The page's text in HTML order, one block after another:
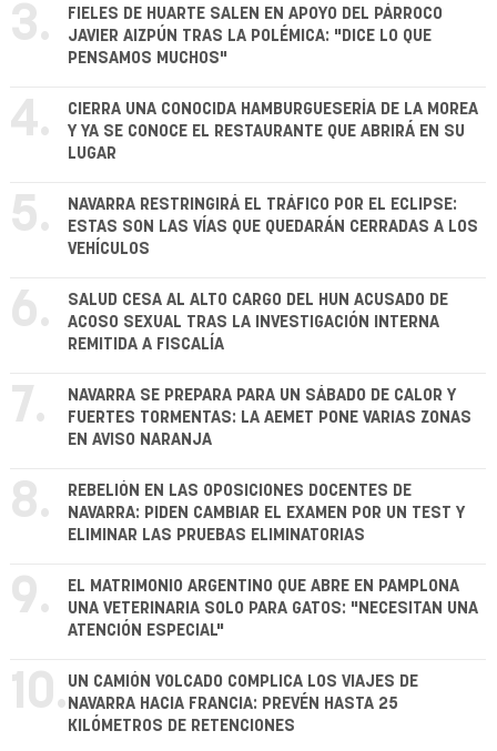
3.
FIELES DE HUARTE SALEN EN APOYO DEL PÁRROCO
JAVIER AIZPÚN TRAS LA POLÉMICA: "DICE LO QUE
PENSAMOS MUCHOS"
4.
CIERRA UNA CONOCIDA HAMBURGUESERÍA DE LA MOREA
Y YA SE CONOCE EL RESTAURANTE QUE ABRIRÁ EN SU
LUGAR
5.
NAVARRA RESTRINGIRÁ EL TRÁFICO POR EL ECLIPSE:
ESTAS SON LAS VÍAS QUE QUEDARÁN CERRADAS A LOS
VEHÍCULOS
6.
SALUD CESA AL ALTO CARGO DEL HUN ACUSADO DE
ACOSO SEXUAL TRAS LA INVESTIGACIÓN INTERNA
REMITIDA A FISCALÍA
7.
NAVARRA SE PREPARA PARA UN SÁBADO DE CALOR Y
FUERTES TORMENTAS: LA AEMET PONE VARIAS ZONAS
EN AVISO NARANJA
8.
REBELIÓN EN LAS OPOSICIONES DOCENTES DE
NAVARRA: PIDEN CAMBIAR EL EXAMEN POR UN TEST Y
ELIMINAR LAS PRUEBAS ELIMINATORIAS
9.
EL MATRIMONIO ARGENTINO QUE ABRE EN PAMPLONA
UNA VETERINARIA SOLO PARA GATOS: "NECESITAN UNA
ATENCIÓN ESPECIAL"
10. UN CAMIÓN VOLCADO COMPLICA LOS VIAJES DE
NAVARRA HACIA FRANCIA: PREVÉN HASTA 25
KILÓMETROS DE RETENCIONES